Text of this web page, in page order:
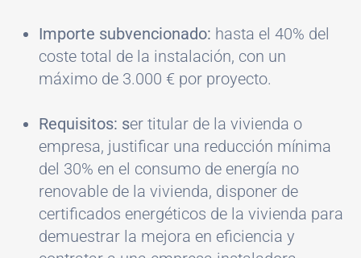
Importe subvencionado: hasta el 40% del
coste total de la instalación, con un
máximo de 3.000 € por proyecto.
Requisitos: ser titular de la vivienda o
empresa, justificar una reducción mínima
del 30% en el consumo de energía no
renovable de la vivienda, disponer de
certificados energéticos de la vivienda para
demuestrar la mejora en eficiencia y